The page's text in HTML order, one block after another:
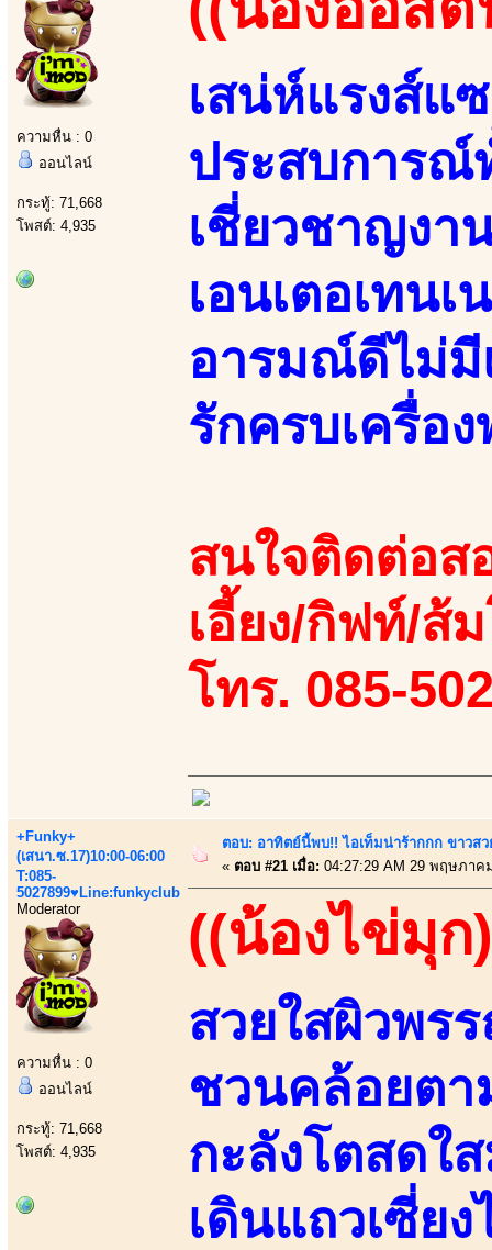
ความหื่น : 0
ออนไลน์
กระทู้: 71,668
โพสต์: 4,935
เสน่ห์แรงส์แ
ประสบการณ์
เชี่ยวชาญงา
เอนเตอเทนเ
อารมณ์ดีไม่มี
รักครบเครื่อ
สนใจติดต่อส
เอี้ยง/กิฟท์/ส้
โทร. 085-
+Funky+
(เสนา.ซ.17)10:00-06:00
T:085-
5027899♥Line:funkyclub
Moderator
ความหื่น : 0
ออนไลน์
กระทู้: 71,668
โพสต์: 4,935
ตอบ: อาทิตย์นี้พบ!! ไอเท็มน่าร้ากกก ขาวส
« ตอบ #21 เมื่อ: 04:27:29 AM 29 พฤษภาค
((น้องไข่มุก
สวยใสผิวพร
ชวนคล้อยตา
กะลังโตสดใ
เดินแถวเซี่ย